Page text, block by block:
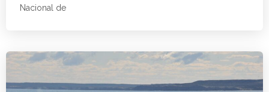
Nacional de